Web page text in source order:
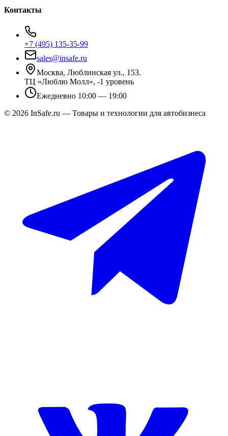
Контакты
+7 (495) 135-35-99
sales@insafe.ru
Москва, Люблинская ул., 153.
ТЦ «Люблю Молл», -1 уровень
Ежедневно 10:00 — 19:00
© 2026 InSafe.ru — Товары и технологии для автобизнеса